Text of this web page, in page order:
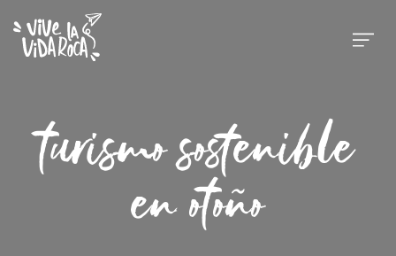
turismo sostenible
en otoño